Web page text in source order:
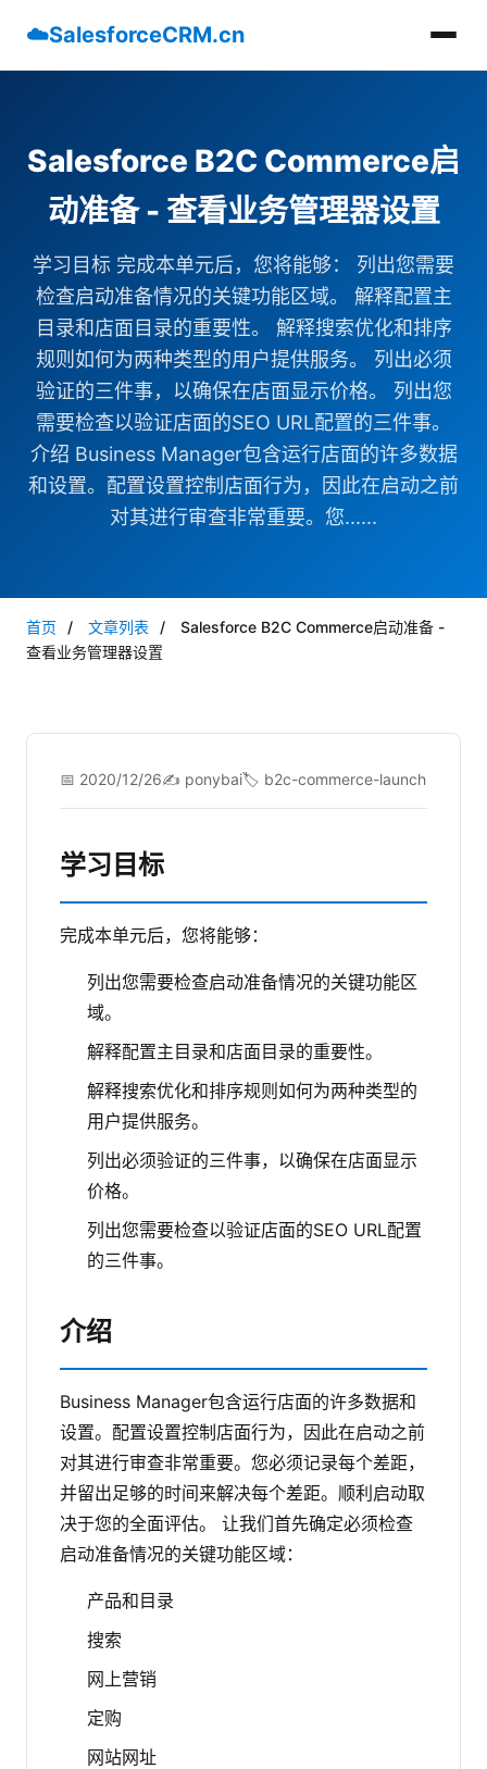
☁️SalesforceCRM.cn
Salesforce B2C Commerce启
动准备 - 查看业务管理器设置
学习目标 完成本单元后，您将能够： 列出您需要
检查启动准备情况的关键功能区域。 解释配置主
目录和店面目录的重要性。 解释搜索优化和排序
规则如何为两种类型的用户提供服务。 列出必须
验证的三件事，以确保在店面显示价格。 列出您
需要检查以验证店面的SEO URL配置的三件事。
介绍 Business Manager包含运行店面的许多数据
和设置。配置设置控制店面行为，因此在启动之前
对其进行审查非常重要。您......
首页 / 文章列表 /
Salesforce B2C Commerce启动准备 -
查看业务管理器设置
📅 2020/12/26✍️ ponybai🏷️ b2c-commerce-launch
学习目标
完成本单元后，您将能够：
列出您需要检查启动准备情况的关键功能区
域。
解释配置主目录和店面目录的重要性。
解释搜索优化和排序规则如何为两种类型的
用户提供服务。
列出必须验证的三件事，以确保在店面显示
价格。
列出您需要检查以验证店面的SEO URL配置
的三件事。
介绍
Business Manager包含运行店面的许多数据和
设置。配置设置控制店面行为，因此在启动之前
对其进行审查非常重要。您必须记录每个差距，
并留出足够的时间来解决每个差距。顺利启动取
决于您的全面评估。
让我们首先确定必须检查
启动准备情况的关键功能区域：
产品和目录
搜索
网上营销
定购
网站网址